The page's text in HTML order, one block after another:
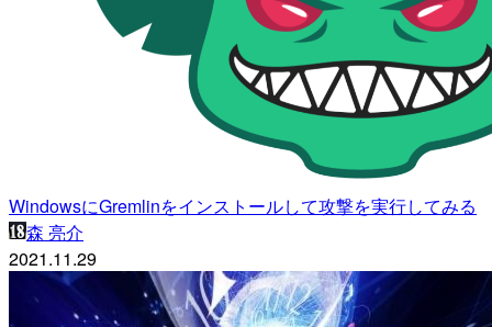
WindowsにGremlinをインストールして攻撃を実行してみる
森 亮介
2021.11.29